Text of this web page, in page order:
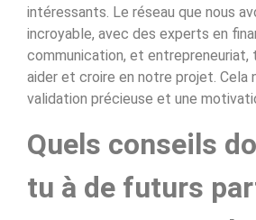
intéressants. Le réseau que nous
incroyable, avec des experts en
communication, et entrepreneuriat,
aider et croire en notre projet. Cela
validation précieuse et une
Quels conseils
tu à de futurs